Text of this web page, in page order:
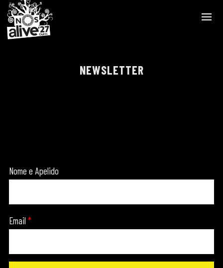
NEWSLETTER
Nome e Apelido
Email *